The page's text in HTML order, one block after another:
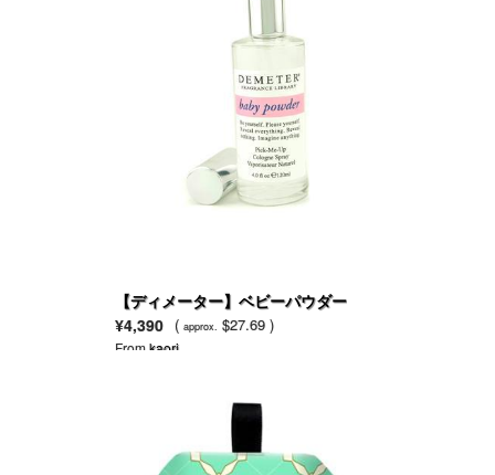
【ディメーター】ベビーパウダー
¥4,390 ( approx. $27.69 )
Fromkaori